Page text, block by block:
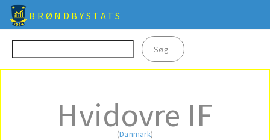
BRØNDBYSTATS
Hvidovre IF
(Danmark)